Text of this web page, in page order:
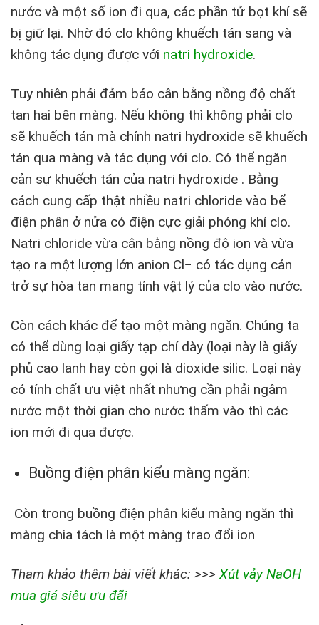
nước và một số ion đi qua, các phần tử bọt khí sẽ
bị giữ lại. Nhờ đó clo không khuếch tán sang và
không tác dụng được với natri hydroxide.
Tuy nhiên phải đảm bảo cân bằng nồng độ chất
tan hai bên màng. Nếu không thì không phải clo
sẽ khuếch tán mà chính natri hydroxide sẽ khuếch
tán qua màng và tác dụng với clo. Có thể ngăn
cản sự khuếch tán của natri hydroxide . Bằng
cách cung cấp thật nhiều natri chloride vào bể
điện phân ở nửa có điện cực giải phóng khí clo.
Natri chloride vừa cân bằng nồng độ ion và vừa
tạo ra một lượng lớn anion Cl− có tác dụng cản
trở sự hòa tan mang tính vật lý của clo vào nước.
Còn cách khác để tạo một màng ngăn. Chúng ta
có thể dùng loại giấy tạp chí dày (loại này là giấy
phủ cao lanh hay còn gọi là dioxide silic. Loại này
có tính chất ưu việt nhất nhưng cần phải ngâm
nước một thời gian cho nước thấm vào thì các
ion mới đi qua được.
Buồng điện phân kiểu màng ngăn:
Còn trong buồng điện phân kiểu màng ngăn thì
màng chia tách là một màng trao đổi ion
Tham khảo thêm bài viết khác: >>>Xút vảy NaOH
mua giá siêu ưu đãi